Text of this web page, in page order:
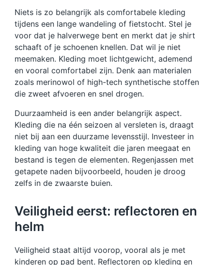
Niets is zo belangrijk als comfortabele kleding
tijdens een lange wandeling of fietstocht. Stel je
voor dat je halverwege bent en merkt dat je shirt
schaaft of je schoenen knellen. Dat wil je niet
meemaken. Kleding moet lichtgewicht, ademend
en vooral comfortabel zijn. Denk aan materialen
zoals merinowol of high-tech synthetische stoffen
die zweet afvoeren en snel drogen.
Duurzaamheid is een ander belangrijk aspect.
Kleding die na één seizoen al versleten is, draagt
niet bij aan een duurzame levensstijl. Investeer in
kleding van hoge kwaliteit die jaren meegaat en
bestand is tegen de elementen. Regenjassen met
getapete naden bijvoorbeeld, houden je droog
zelfs in de zwaarste buien.
Veiligheid eerst: reflectoren en
helm
Veiligheid staat altijd voorop, vooral als je met
kinderen op pad bent. Reflectoren op kleding en